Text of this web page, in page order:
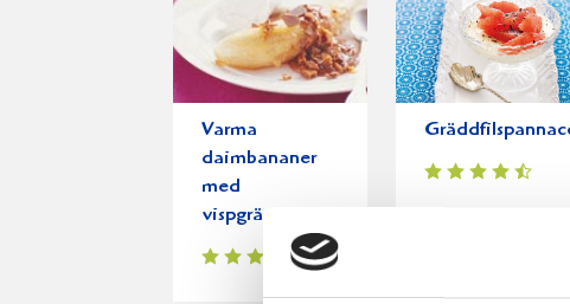
Varma
daimbananer
med
vispgrädde